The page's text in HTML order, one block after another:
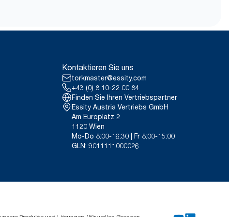
Kontaktieren Sie uns
torkmaster@essity.com
+43 (0) 8 10-22 00 84
Finden Sie Ihren Vertriebspartner
Essity Austria Vertriebs GmbH
Am Europlatz 2
1120 Wien
Mo-Do 8:00-16:30 | Fr 8:00-15:00
GLN: 9011111000026